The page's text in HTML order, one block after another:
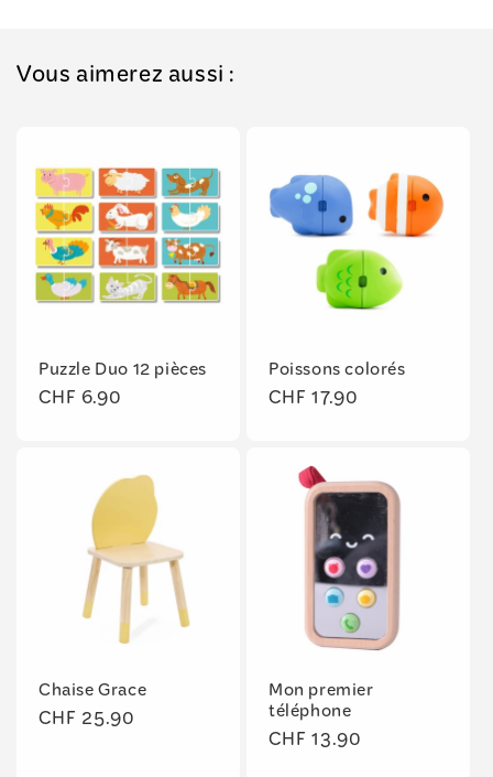
Vous aimerez aussi :
Puzzle Duo 12 pièces
Prix
CHF 6.90
Poissons colorés
Prix
CHF 17.90
Chaise Grace
Prix
CHF 25.90
Mon premier
téléphone
Prix
CHF 13.90